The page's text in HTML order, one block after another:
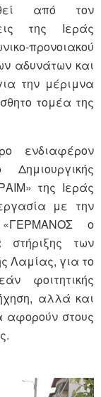
από τον
της Ιεράς
προνοιακού
αδυνάτων και
την μέριμνα
τομέα της
ενδιαφέρον
της Ιεράς
με την
ο
των
Λαμίας, για το
φοιτητικής
αλλά και
στους